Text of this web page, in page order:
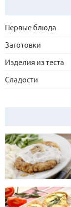
Первые блюда
Заготовки
Изделия из теста
Сладости